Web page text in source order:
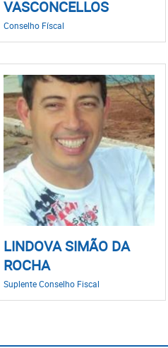
VASCONCELLOS
Conselho Físcal
LINDOVA SIMÃO DA
ROCHA
Suplente Conselho Fiscal